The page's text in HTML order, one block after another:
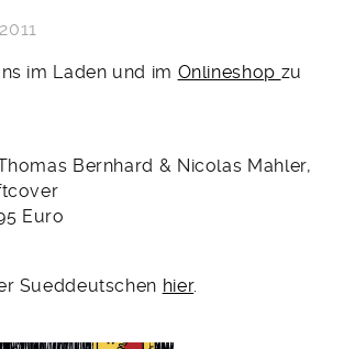
im Laden und im Onlineshop zu
Bernhard & Nicolas Mahler,
Euro
Sueddeutschen hier.